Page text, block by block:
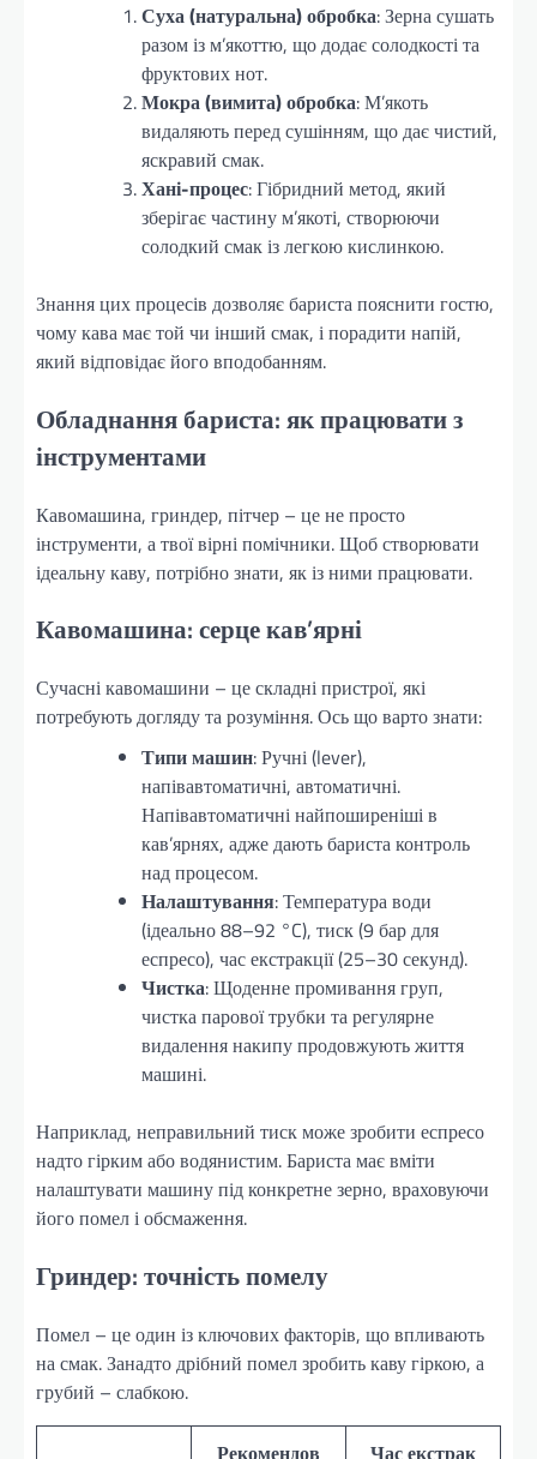
Суха (натуральна) обробка: Зерна сушать
разом із м’якоттю, що додає солодкості та
фруктових нот.
Мокра (вимита) обробка: М’якоть
видаляють перед сушінням, що дає чистий,
яскравий смак.
Хані-процес: Гібридний метод, який
зберігає частину м’якоті, створюючи
солодкий смак із легкою кислинкою.
Знання цих процесів дозволяє бариста пояснити гостю,
чому кава має той чи інший смак, і порадити напій,
який відповідає його вподобанням.
Обладнання бариста: як працювати з
інструментами
Кавомашина, гриндер, пітчер – це не просто
інструменти, а твої вірні помічники. Щоб створювати
ідеальну каву, потрібно знати, як із ними працювати.
Кавомашина: серце кав’ярні
Сучасні кавомашини – це складні пристрої, які
потребують догляду та розуміння. Ось що варто знати:
Типи машин: Ручні (lever),
напівавтоматичні, автоматичні.
Напівавтоматичні найпоширеніші в
кав’ярнях, адже дають бариста контроль
над процесом.
Налаштування: Температура води
(ідеально 88–92 °C), тиск (9 бар для
еспресо), час екстракції (25–30 секунд).
Чистка: Щоденне промивання груп,
чистка парової трубки та регулярне
видалення накипу продовжують життя
машині.
Наприклад, неправильний тиск може зробити еспресо
надто гірким або водянистим. Бариста має вміти
налаштувати машину під конкретне зерно, враховуючи
його помел і обсмаження.
Гриндер: точність помелу
Помел – це один із ключових факторів, що впливають
на смак. Занадто дрібний помел зробить каву гіркою, а
грубий – слабкою.
Рекомендов Час екстрак